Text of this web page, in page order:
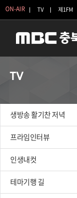
ON-AIR TV 제1FM
TV
생방송 활기찬 저녁
프라임인터뷰
인생내컷
테마기행 길